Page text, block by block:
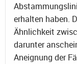
erhalten haben.
Ähnlichkeit
darunter
Aneignung der